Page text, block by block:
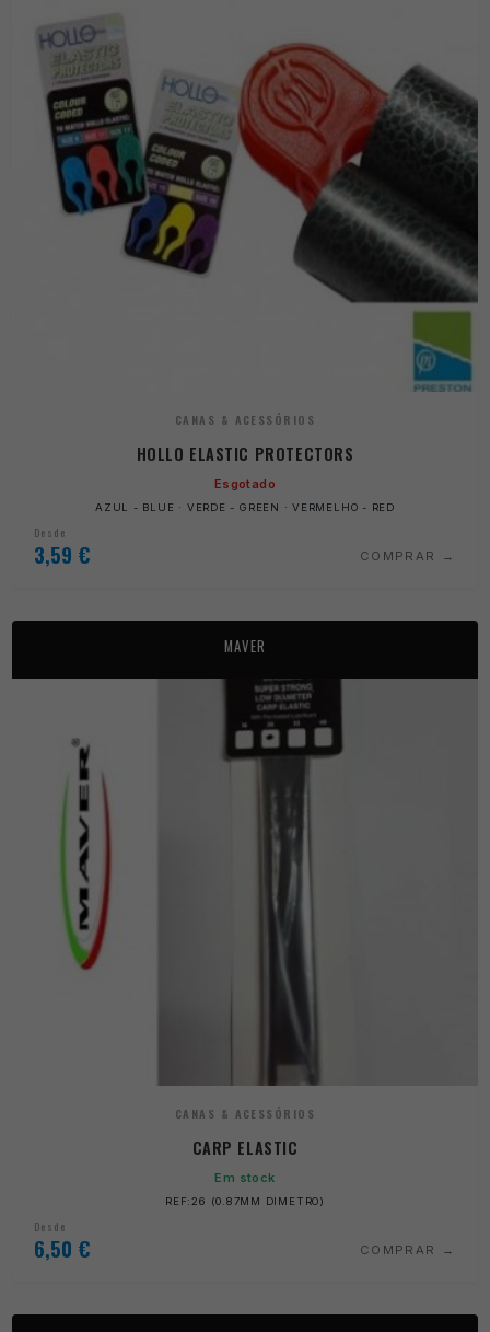
CANAS & ACESSÓRIOS
HOLLO ELASTIC PROTECTORS
Esgotado
AZUL - BLUE · VERDE - GREEN · VERMELHO - RED
Desde
3,59 € COMPRAR
MAVER
CANAS & ACESSÓRIOS
CARP ELASTIC
Em stock
REF:26 (0.87MM DIMETRO)
Desde
6,50 € COMPRAR